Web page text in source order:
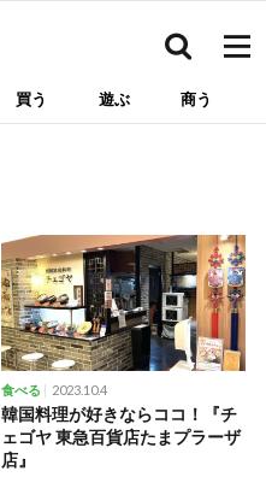
買う 遊ぶ 商う
食べる 2023.10.4
韓国料理が好きならココ！『チ
ェゴヤ 東急百貨店たまプラーザ
店』